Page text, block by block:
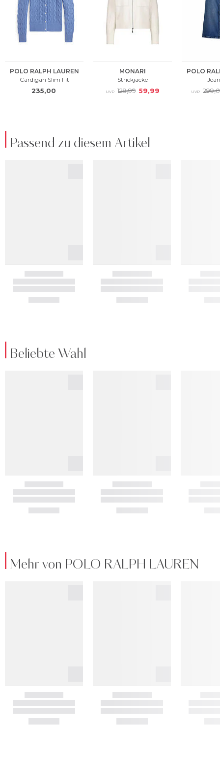
Passend zu diesem Artikel
Beliebte Wahl
Mehr von POLO RALPH LAUREN